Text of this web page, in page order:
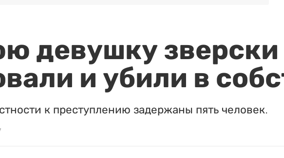
девушку зверски
и убили в
к преступлению задержаны пять человек.